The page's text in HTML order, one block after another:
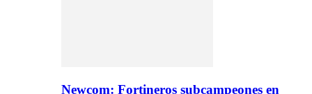
Newcom: Fortineros subcampeones en